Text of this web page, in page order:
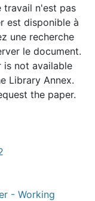
travail n'est pas
est disponible à
une recherche
le document.
not available
Library Annex.
the paper.
- Working